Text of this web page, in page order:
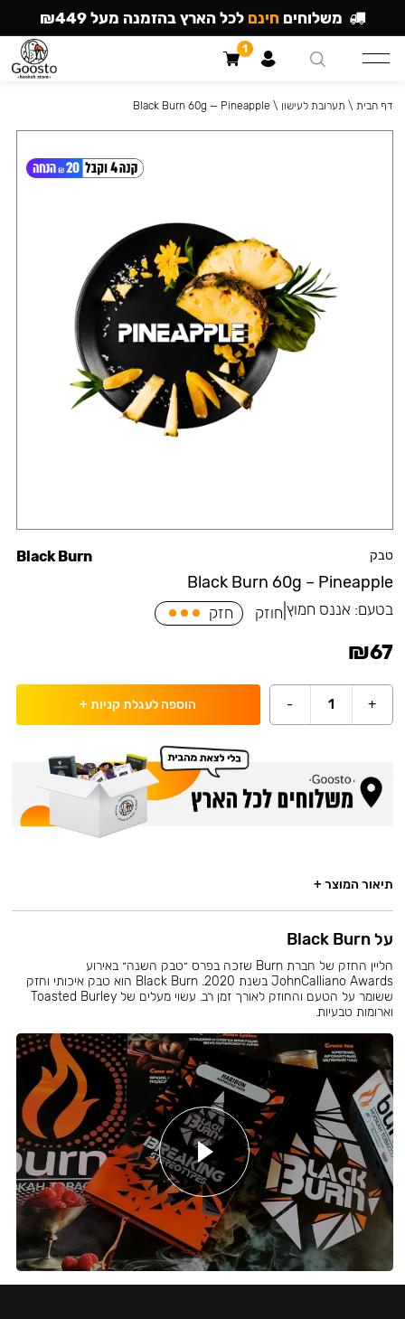
טבק
Black Burn 60g – Pineapple
Black Burn
בטעם: אננס חמוץ חוזק חזק
₪67
+
1
- הוספה לעגלת קניות +
דף הבית \ תערובת לעישון \
Black Burn 60g — Pineapple
תיאור המוצר +
על Black Burn
הליין החזק של חברת Burn שזכה בפרס ״טבק השנה״ באירוע
JohnCalliano Awards בשנת 2020. Black Burn הוא טבק איכותי וחזק
ששומר על הטעם והחוזק לאורך זמן רב. עשוי מעלים של Toasted Burley
וארומות טבעיות.
משלוחים חינם לכל הארץ בהזמנה מעל ₪449
1